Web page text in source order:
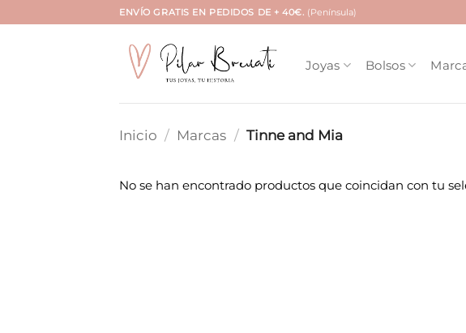
al
ENVÍO GRATIS EN PEDIDOS DE + 40€. (Península)
Joyas Bolsos
Inicio / Marcas / Tinne and Mia
No se han encontrado productos que coincidan con tu